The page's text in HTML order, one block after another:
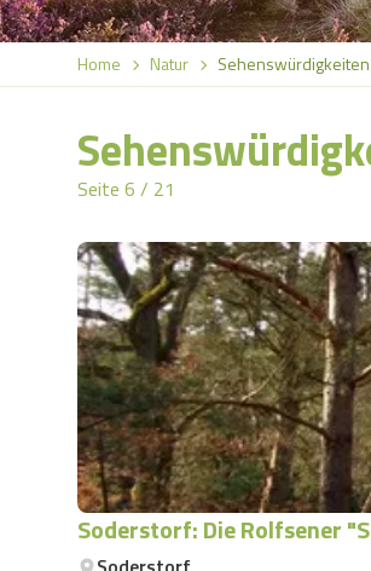
Home Natur Sehenswürdigkeiten
Seite 6 / 21
Soderstorf: Die Rolfsener